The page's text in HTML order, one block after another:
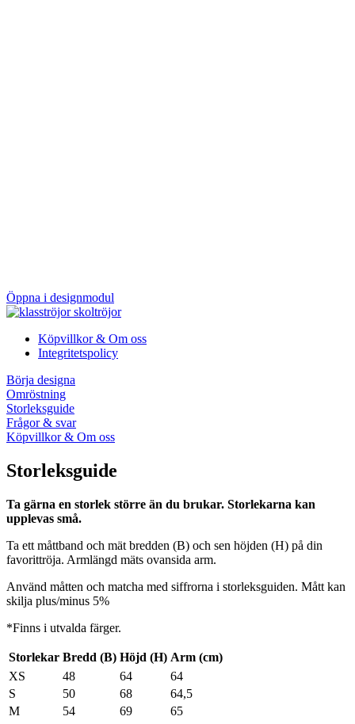
Öppna i designmodul
Köpvillkor & Om oss
Integritetspolicy
Börja designa
Omröstning
Storleksguide
Frågor & svar
Köpvillkor & Om oss
Storleksguide
Ta gärna en storlek större än du brukar. Storlekarna kan
upplevas små.
Ta ett måttband och mät bredden (B) och sen höjden (H) på din
favorittröja. Armlängd mäts ovansida arm.
Använd måtten och matcha med siffrorna i storleksguiden. Mått kan
skilja plus/minus 5%
*Finns i utvalda färger.
Storlekar Bredd (B) Höjd (H) Arm (cm)
XS
48 64
64
S
50 68
64,5
M
54 69
65